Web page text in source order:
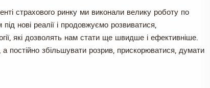
страхового ринку ми виконали велику роботу по
нові реалії і продовжуємо розвиватися,
які дозволять нам стати ще швидше і ефективніше.
постійно збільшувати розрив, прискорюватися, думати